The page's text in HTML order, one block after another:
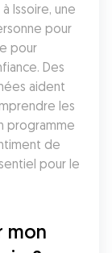
Issoire, une
pour
pour
Des
aident
les
programme
de
pour le
mon